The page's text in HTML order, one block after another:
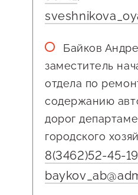
Байков
заместитель
отдела по
содержанию
дорог
городского
8(3462)52-45-19